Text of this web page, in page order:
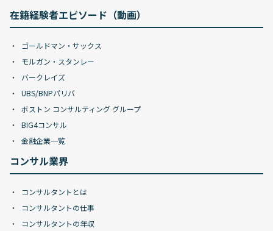
在籍経験者エピソード（動画）
ゴールドマン・サックス
モルガン・スタンレー
バークレイズ
UBS/BNPパリバ
ボストン コンサルティング グループ
BIG4コンサル
金融企業一覧
コンサル業界
コンサルタントとは
コンサルタントの仕事
コンサルタントの年収